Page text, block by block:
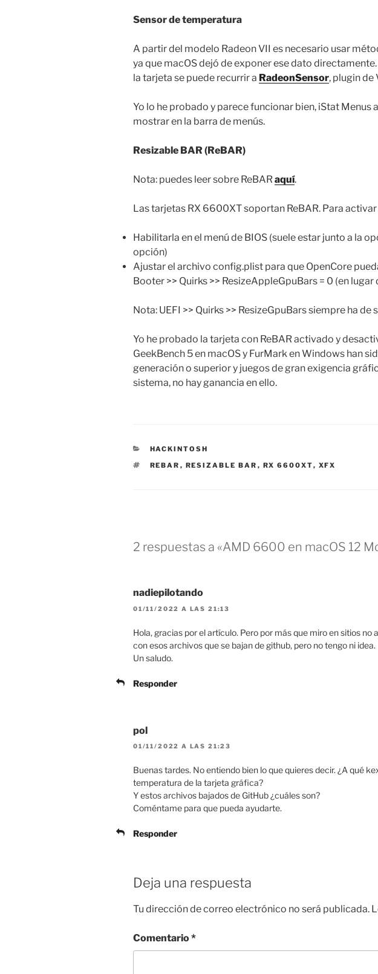
Sensor de temperatura
A partir del modelo Radeon VII es necesario usar
ya que macOS dejó de exponer ese dato
la tarjeta se puede recurrir a RadeonSensor, plugin de
Yo lo he probado y parece funcionar bien, iStat
mostrar en la barra de menús.
Resizable BAR (ReBAR)
Nota: puedes leer sobre ReBARaquí.
Las tarjetas RX 6600XT soportan ReBAR. Para
Habilitarla en el menú de BIOS (suele estar junto a la
opción)
Ajustar el archivo config.plist para que OpenCore
Booter >> Quirks >> ResizeAppleGpuBars = 0 (en
Nota: UEFI >> Quirks >> ResizeGpuBars siempre ha de
Yo he probado la tarjeta con ReBAR activado y
GeekBench 5 en macOS y FurMark en Windows han
generación o superior y juegos de gran exigencia
sistema, no hay ganancia en ello.
CATEGORÍAS
HACKINTOSH
ETIQUETAS
REBAR , RESIZABLE BAR , RX 6600XT, XFX
2 respuestas a «AMD 6600 en macOS 12
nadiepilotando
01/11/2022 A LAS 21:13
Hola, gracias por el artículo. Pero por más que miro en sitios
con esos archivos que se bajan de github, pero no tengo ni idea.
Un saludo.
Responder
pol
01/11/2022 A LAS 21:23
Buenas tardes. No entiendo bien lo que quieres decir. ¿A qué
temperatura de la tarjeta gráfica?
Y estos archivos bajados de GitHub ¿cuáles son?
Coméntame para que pueda ayudarte.
Responder
Deja una respuesta
Tu dirección de correo electrónico no será publicada.
Comentario*